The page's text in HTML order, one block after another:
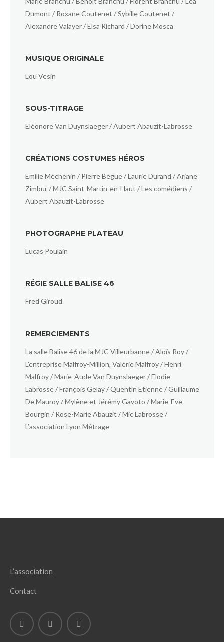
Dumont / Roxane Coutenet / Sybille Coutenet /
Alexandre Valayer / Elsa Richard / Dorine Mosca
MUSIQUE ORIGINALE
Lou Vesin
SOUS-TITRAGE
Eléonore Van Duynslaeger / Aubert Abauzit-Labrosse
CRÉATIONS COSTUMES HÉROS
Emilie Méchenin / Pierre Begue / Laurie Durand / Ariane
Zimbur / MJC Saint-Martin-en-Haut / Les comédiens /
Aubert Abauzit-Labrosse
PHOTOGRAPHE PLATEAU
Lucas Poulain
RÉGIE SALLE BALISE 46
Fred Giroud
REMERCIEMENTS
La salle Balise 46 de la MJC Villeurbanne / Aloïs Roy /
L’entreprise Malfroy-Million, Valérie Malfroy / Henri
Malfroy / Marie-Aude Van Duynslaeger / Elodie
Labrosse / François Gelay / Quentin Etienne / Guillaume
De Mauroy / Mylène et Jérémy Gavoto / Marie-Eve
Bourgin / Rose-Marie Abauzit / Mic Labrosse /
L’association Lyon Métrage
L’association
Contact